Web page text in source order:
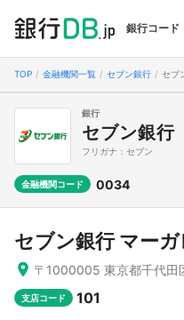
銀行コード
TOP 金融機関一覧 セブン銀行 セブ
銀行
セブン銀行
フリガナ：セブン
金融機関コード 0034
セブン銀行 マー
〒1000005 東京都千代田
支店コード 101